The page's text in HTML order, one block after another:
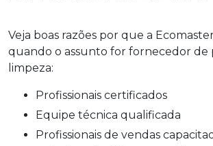
Veja boas razões por que a
quando o assunto for fornecedor de
limpeza:
profissionais certificados
equipe técnica qualificada
profissionais de vendas